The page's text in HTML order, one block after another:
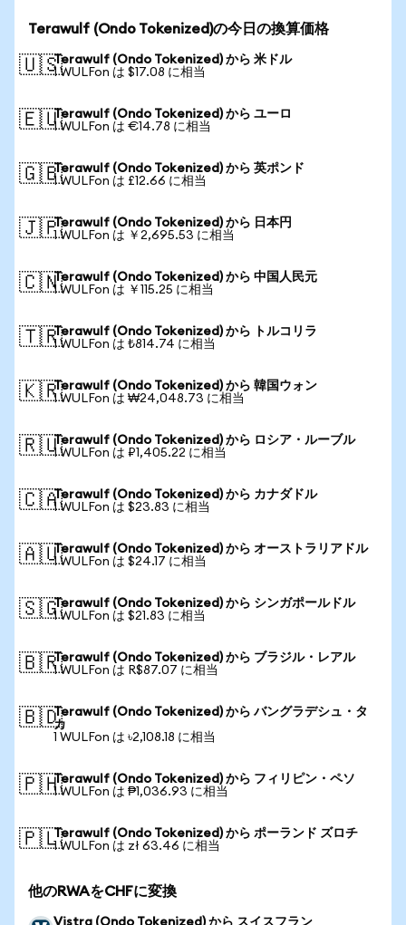
Terawulf (Ondo Tokenized)の今日の換算価格
🇺🇸Terawulf (Ondo Tokenized) から 米ドル
1 WULFon は $17.08 に相当
🇪🇺Terawulf (Ondo Tokenized) から ユーロ
1 WULFon は €14.78 に相当
🇬🇧Terawulf (Ondo Tokenized) から 英ポンド
1 WULFon は £12.66 に相当
🇯🇵Terawulf (Ondo Tokenized) から 日本円
1 WULFon は ￥2,695.53 に相当
🇨🇳Terawulf (Ondo Tokenized) から 中国人民元
1 WULFon は ￥115.25 に相当
🇹🇷Terawulf (Ondo Tokenized) から トルコリラ
1 WULFon は ₺814.74 に相当
🇰🇷Terawulf (Ondo Tokenized) から 韓国ウォン
1 WULFon は ₩24,048.73 に相当
🇷🇺Terawulf (Ondo Tokenized) から ロシア・ルーブル
1 WULFon は ₽1,405.22 に相当
🇨🇦Terawulf (Ondo Tokenized) から カナダドル
1 WULFon は $23.83 に相当
🇦🇺Terawulf (Ondo Tokenized) から オーストラリアドル
1 WULFon は $24.17 に相当
🇸🇬Terawulf (Ondo Tokenized) から シンガポールドル
1 WULFon は $21.83 に相当
🇧🇷Terawulf (Ondo Tokenized) から ブラジル・レアル
1 WULFon は R$87.07 に相当
🇧🇩Terawulf (Ondo Tokenized) から バングラデシュ・タ
カ
1 WULFon は ৳2,108.18 に相当
🇵🇭Terawulf (Ondo Tokenized) から フィリピン・ペソ
1 WULFon は ₱1,036.93 に相当
🇵🇱Terawulf (Ondo Tokenized) から ポーランド ズロチ
1 WULFon は zł 63.46 に相当
他のRWAをCHFに変換
Vistra (Ondo Tokenized) から スイスフラン